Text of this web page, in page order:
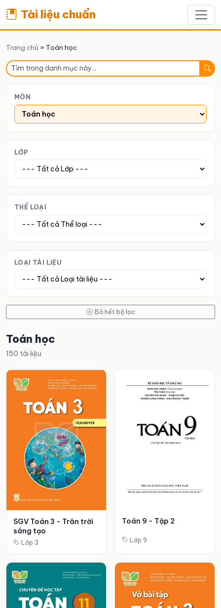
Tài liệu chuẩn
Trang chủ » Toán học
MÔN
LỚP
THỂ LOẠI
LOẠI TÀI LIỆU
Bỏ hết bộ lọc
Toán học
150 tài liệu
SGV Toán 3 - Trân trời
sáng tạo
Lớp 3
Toán 9 - Tập 2
Lớp 9